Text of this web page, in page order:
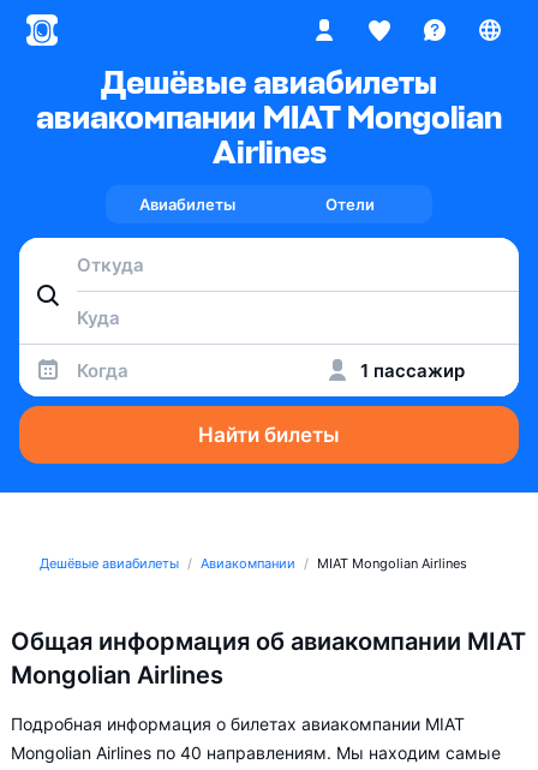
Дешёвые авиабилеты
авиакомпании MIAT Mongolian
Airlines
Авиабилеты Отели
Когда 1 пассажир
Найти билеты
Дешёвые авиабилеты Авиакомпании MIAT Mongolian Airlines
Общая информация об авиакомпании MIAT
Mongolian Airlines
Подробная информация о билетах авиакомпании MIAT
Mongolian Airlines по 40 направлениям. Мы находим самые